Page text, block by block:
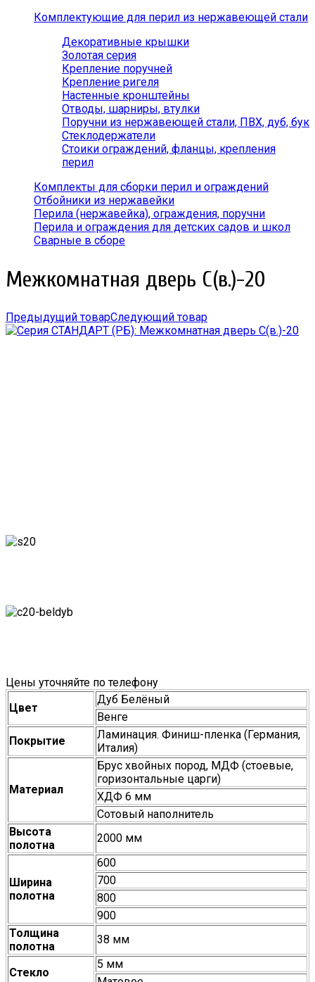
Комплектующие для перил из нержавеющей стали
Декоративные крышки
Золотая серия
Крепление поручней
Крепление ригеля
Настенные кронштейны
Отводы, шарниры, втулки
Поручни из нержавеющей стали, ПВХ, дуб, бук
Стеклодержатели
Стоики ограждений, фланцы, крепления
перил
Комплекты для сборки перил и ограждений
Отбойники из нержавейки
Перила (нержавейка), ограждения, поручни
Перила и ограждения для детских садов и школ
Сварные в сборе
Межкомнатная дверь С(в.)-20
Предыдущий товарСледующий товар
Цены уточняйте по телефону
Цвет
Дуб Белёный
Венге
Покрытие
Ламинация. Финиш-пленка (Германия,
Италия)
Материал
Брус хвойных пород, МДФ (стоевые,
горизонтальные царги)
ХДФ 6 мм
Сотовый наполнитель
Высота
полотна
2000 мм
Ширина
полотна
600
700
800
900
Толщина
полотна
38 мм
Стекло
5 мм